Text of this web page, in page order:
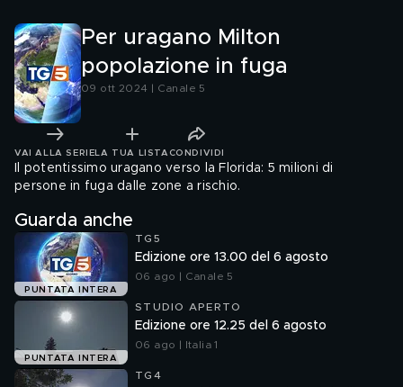
Per uragano Milton
popolazione in fuga
09 ott 2024 | Canale 5
VAI ALLA SERIE LA TUA LISTA CONDIVIDI
Il potentissimo uragano verso la Florida: 5 milioni di
persone in fuga dalle zone a rischio.
Guarda anche
PUNTATA INTERA
TG5
Edizione ore 13.00 del 6 agosto
06 ago | Canale 5
PUNTATA INTERA
STUDIO APERTO
Edizione ore 12.25 del 6 agosto
06 ago | Italia 1
TG4